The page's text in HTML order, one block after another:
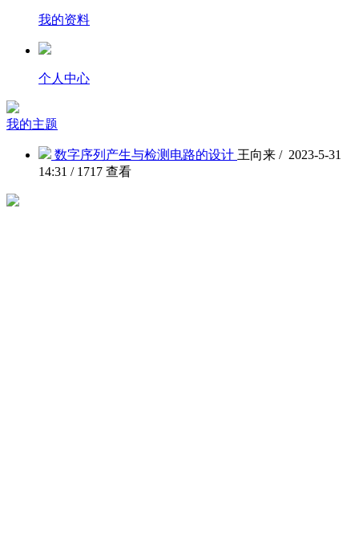
我的资料
个人中心
我的主题
数字序列产生与检测电路的设计 王向来 / 2023-5-31
14:31 / 1717 查看